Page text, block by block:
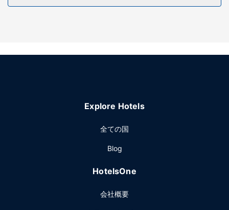
施設
ーススタンド、ウェディングサービスをご利用いただけま
す。このレストランはバー / ラウンジを併設しています。客
ュッフェを毎日 6:00 ～ 11:00 までお召し上がりいただけま
24 時間対応ビジネスセンター、エクスプレス チェックイ
レットでのイベント開催には、このホテル のカンファレンス
Explore Hotels
全ての国
Blog
HotelsOne
会社概要